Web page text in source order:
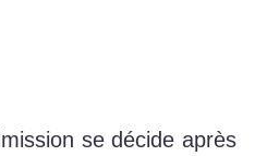
se décide après